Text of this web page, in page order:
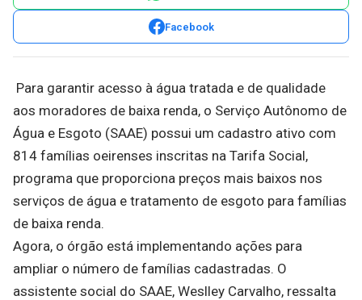
Facebook
Para garantir acesso à água tratada e de qualidade
aos moradores de baixa renda, o Serviço Autônomo de
Água e Esgoto (SAAE) possui um cadastro ativo com
814 famílias oeirenses inscritas na Tarifa Social,
programa que proporciona preços mais baixos nos
serviços de água e tratamento de esgoto para famílias
de baixa renda.
Agora, o órgão está implementando ações para
ampliar o número de famílias cadastradas. O
assistente social do SAAE, Weslley Carvalho, ressalta